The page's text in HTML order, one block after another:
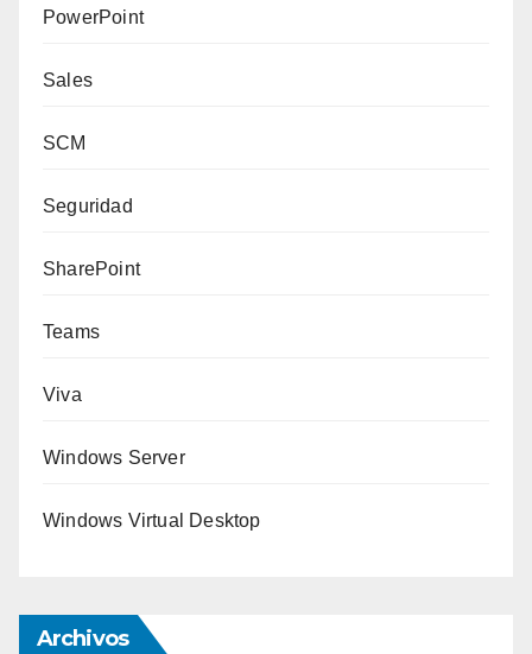
PowerPoint
Sales
SCM
Seguridad
SharePoint
Teams
Viva
Windows Server
Windows Virtual Desktop
Archivos